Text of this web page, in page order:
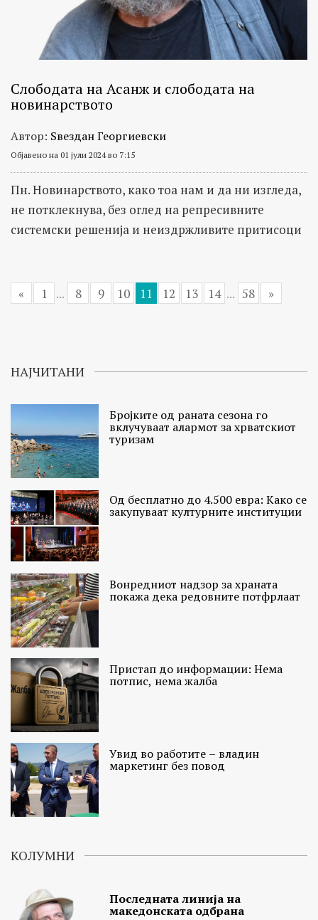
Слободата на Асанж и слободата на
новинарството
Автор: Ѕвездан Георгиевски
Објавено на 01 јули 2024 во 7:15
Пн. Новинарството, како тоа нам и да ни изгледа,
не потклекнува, без оглед на репресивните
системски решенија и неиздржливите притисоци
« 1 ... 8 9 10 11 12 13 14 ... 58 »
НАЈЧИТАНИ
Бројките од раната сезона го
вклучуваат алармот за хрватскиот
туризам
Од бесплатно до 4.500 евра: Како се
закупуваат културните институции
Вонредниот надзор за храната
покажа дека редовните потфрлаат
Пристап до информации: Нема
потпис, нема жалба
Увид во работите – владин
маркетинг без повод
КОЛУМНИ
Последната линија на
македонската одбрана